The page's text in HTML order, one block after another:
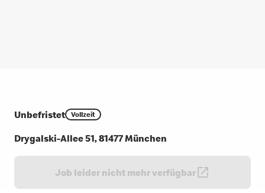
Unbefristet Vollzeit
Drygalski-Allee 51, 81477 München
Job leider nicht mehr verfügbar